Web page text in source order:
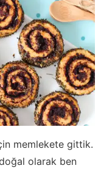
memlekete gittik.
olarak ben